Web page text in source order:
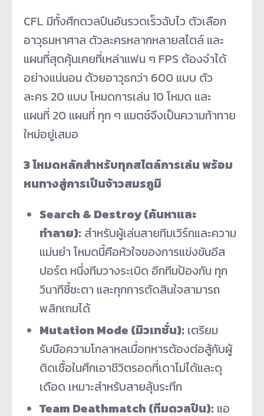
CFL มีทั้งศึกดวลปืนอันรวดเร็วฉับไว ตัวเลือก
อาวุธมหาศาล ตัวละครหลากหลายสไตล์ และ
แผนที่สุดคุ้นเคยที่เหล่าแฟน ๆ FPS ต้องจำได้
อย่างแน่นอน ด้วยอาวุธกว่า 600 แบบ ตัว
ละคร 20 แบบ โหมดการเล่น 10 โหมด และ
แผนที่ 20 แผนที่ ทุก ๆ แมตช์จึงเป็นความท้าทาย
ใหม่อยู่เสมอ
3 โหมดหลักสำหรับทุกสไตล์การเล่น พร้อม
หนทางสู่การเป็นจ้าวสมรภูมิ
Search & Destroy (ค้นหาและ
ทำลาย): สำหรับผู้เล่นสายทีมเวิร์กและความ
แม่นยำ โหมดนี้คือหัวใจของการแข่งขันอีส
ปอร์ต หนึ่งทีมวางระเบิด อีกทีมป้องกัน ทุก
วินาทีชี้ชะตา และทุกการตัดสินใจสามารถ
พลิกเกมได้
Mutation Mode (มิวเทชั่น): เตรียม
รับมือความโกลาหลเมื่อทหารต้องต่อสู้กับผู้
ติดเชื้อในศึกเอาชีวิตรอดที่เดาไม่ได้และดุ
เดือด เหมาะสำหรับสายลุ้นระทึก
Team Deathmatch (ทีมดวลปืน): แอ